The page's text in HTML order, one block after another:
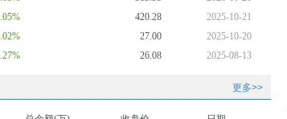
420.28
2025-10-21
27.00
2025-10-20
26.08 2025-08-13
更多>>